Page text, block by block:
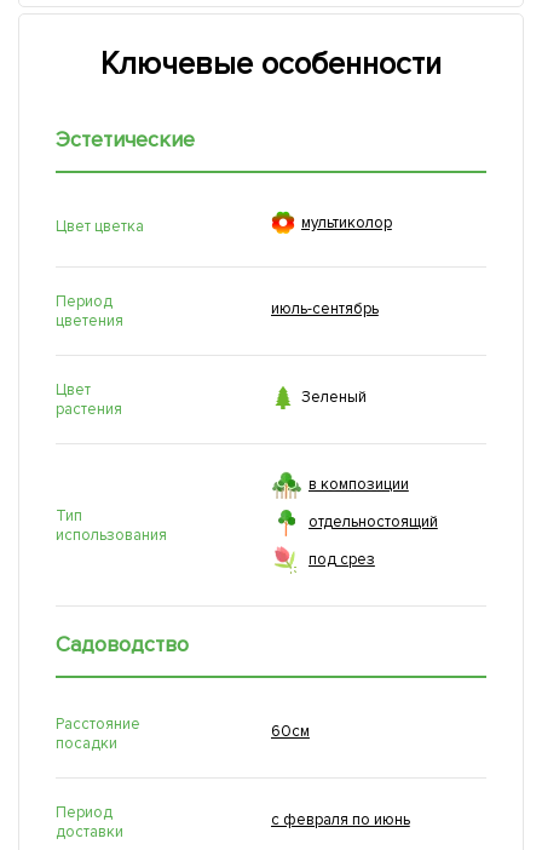
Ключевые особенности
Эстетические
Цвет цветка  мультиколор
Период
цветения
июль-сентябрь
Цвет
растения
 Зеленый
Тип
использования
в композиции
отдельностоящий
под срез
Садоводство
Расстояние
посадки
60см
Период
доставки
с февраля по июнь